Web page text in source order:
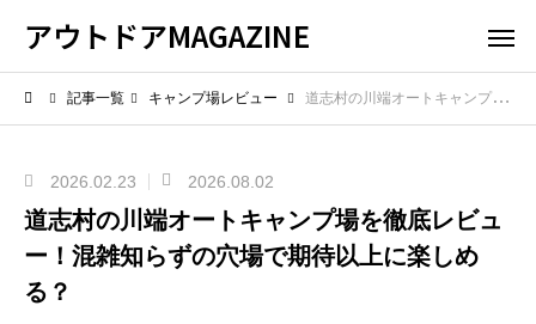
アウトドアMAGAZINE
記事一覧 キャンプ場レビュー 道志村の川端オートキャンプ場を徹底レビュー！混雑知らずの穴場で期待以上に楽しめる？
2026.02.23 2026.08.02
道志村の川端オートキャンプ場を徹底レビュ
ー！混雑知らずの穴場で期待以上に楽しめ
る？